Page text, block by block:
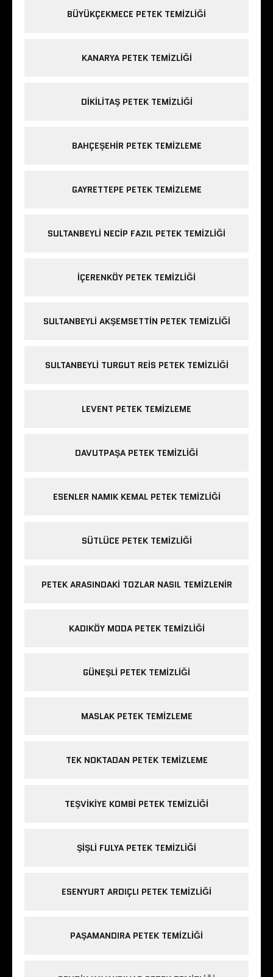
BÜYÜKÇEKMECE PETEK TEMIZLIĞI
KANARYA PETEK TEMIZLIĞI
DIKILITAŞ PETEK TEMIZLIĞI
BAHÇEŞEHIR PETEK TEMIZLEME
GAYRETTEPE PETEK TEMIZLEME
SULTANBEYLI NECIP FAZIL PETEK TEMIZLIĞI
IÇERENKÖY PETEK TEMIZLIĞI
SULTANBEYLI AKŞEMSETTIN PETEK TEMIZLIĞI
SULTANBEYLI TURGUT REIS PETEK TEMIZLIĞI
LEVENT PETEK TEMIZLEME
DAVUTPAŞA PETEK TEMIZLIĞI
ESENLER NAMIK KEMAL PETEK TEMIZLIĞI
SÜTLÜCE PETEK TEMIZLIĞI
PETEK ARASINDAKI TOZLAR NASIL TEMIZLENIR
KADIKÖY MODA PETEK TEMIZLIĞI
GÜNEŞLI PETEK TEMIZLIĞI
MASLAK PETEK TEMIZLEME
TEK NOKTADAN PETEK TEMIZLEME
TEŞVIKIYE KOMBI PETEK TEMIZLIĞI
ŞIŞLI FULYA PETEK TEMIZLIĞI
ESENYURT ARDIÇLI PETEK TEMIZLIĞI
PAŞAMANDIRA PETEK TEMIZLIĞI